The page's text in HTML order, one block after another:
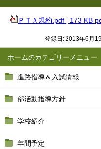
ホーム
進路指導＆入試情報
部活動指導方針
学校紹介
年間予定
ＰＴＡ規約.pdf [ 173 KB
登録日: 2013年6月